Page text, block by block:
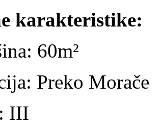
karakteristike:
60m²
Preko Morače
III